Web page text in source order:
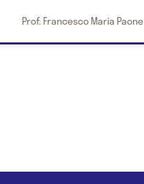
Prof. Francesco Maria Paone